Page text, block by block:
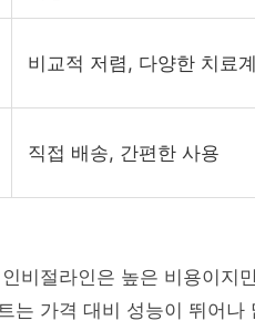
비교적 저렴, 다양한 치료
직접 배송, 간편한 사용
비절라인은 높은 비용이지
는 가격 대비 성능이 뛰어나